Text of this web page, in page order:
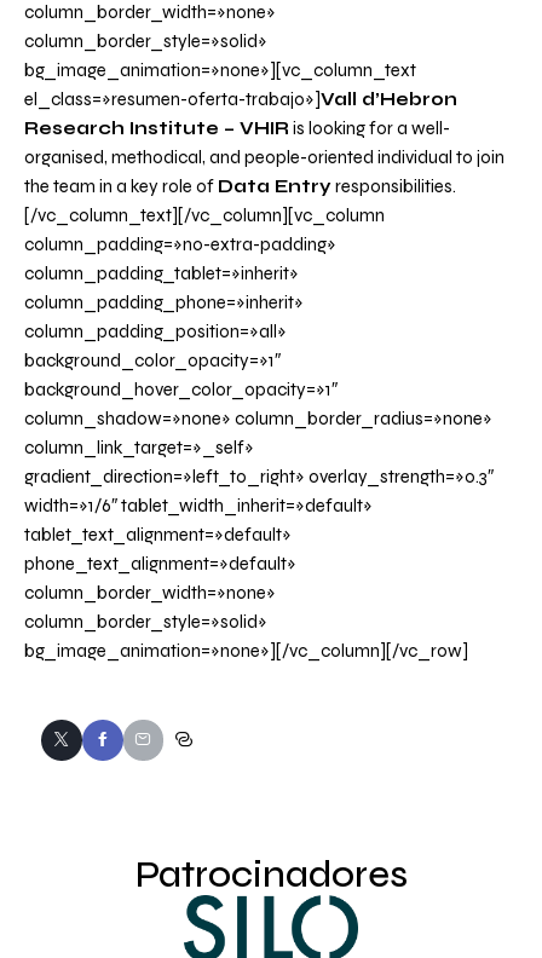
column_border_width=»none»
column_border_style=»solid»
bg_image_animation=»none»][vc_column_text
el_class=»resumen-oferta-trabajo»]Vall d’Hebron
Research Institute – VHIR is looking for a well-
organised, methodical, and people-oriented individual to join
the team in a key role of Data Entryresponsibilities.
[/vc_column_text][/vc_column][vc_column
column_padding=»no-extra-padding»
column_padding_tablet=»inherit»
column_padding_phone=»inherit»
column_padding_position=»all»
background_color_opacity=»1″
background_hover_color_opacity=»1″
column_shadow=»none» column_border_radius=»none»
column_link_target=»_self»
gradient_direction=»left_to_right» overlay_strength=»0.3″
width=»1/6″ tablet_width_inherit=»default»
tablet_text_alignment=»default»
phone_text_alignment=»default»
column_border_width=»none»
column_border_style=»solid»
bg_image_animation=»none»][/vc_column][/vc_row]
Patrocinadores